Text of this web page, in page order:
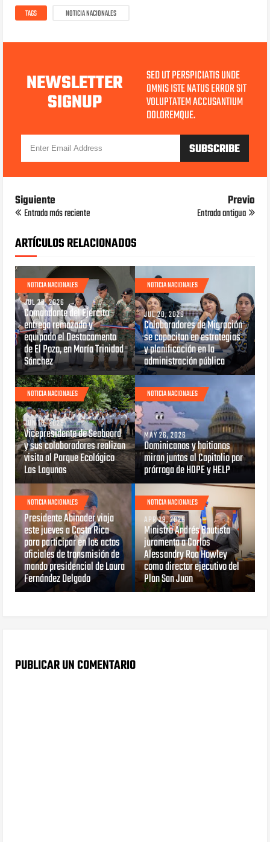
TAGS NOTICIA NACIONALES
NEWSLETTER
SIGNUP
SED UT PERSPICIATIS UNDE
OMNIS ISTE NATUS ERROR SIT
VOLUPTATEM ACCUSANTIUM
DOLOREMQUE.
Siguiente
Entrada más reciente
Previo
Entrada antigua
ARTÍCULOS RELACIONADOS
NOTICIA NACIONALES
JUL 20, 2026
Comandante del Ejército
entrega remozado y
equipado el Destacamento
de El Pozo, en María Trinidad
Sánchez
NOTICIA NACIONALES
JUL 20, 2026
Colaboradores de Migración
se capacitan en estrategias
y planificación en la
administración pública
NOTICIA NACIONALES
JUN 16, 2026
Vicepresidente de Seaboard
y sus colaboradores realizan
visita al Parque Ecológico
Las Lagunas
NOTICIA NACIONALES
MAY 26, 2026
Dominicanos y haitianos
miran juntos al Capitolio por
prórroga de HOPE y HELP
NOTICIA NACIONALES
MAY 07, 2026
Presidente Abinader viaja
este jueves a Costa Rica
para participar en los actos
oficiales de transmisión de
mando presidencial de Laura
Fernández Delgado
NOTICIA NACIONALES
APR 29, 2026
Ministro Andrés Bautista
juramenta a Carlos
Alessandry Roa Howley
como director ejecutivo del
Plan San Juan
PUBLICAR UN COMENTARIO